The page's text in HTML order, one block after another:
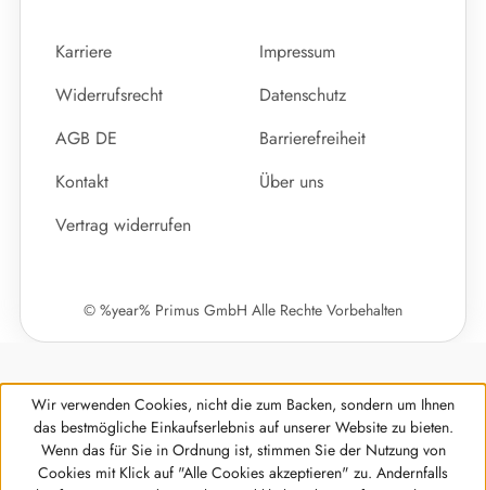
Karriere
Impressum
Widerrufsrecht
Datenschutz
AGB DE
Barrierefreiheit
Kontakt
Über uns
Vertrag widerrufen
© %year% Primus GmbH Alle Rechte Vorbehalten
Wir verwenden Cookies, nicht die zum Backen, sondern um Ihnen
das bestmögliche Einkaufserlebnis auf unserer Website zu bieten.
Wenn das für Sie in Ordnung ist, stimmen Sie der Nutzung von
Cookies mit Klick auf "Alle Cookies akzeptieren" zu. Andernfalls